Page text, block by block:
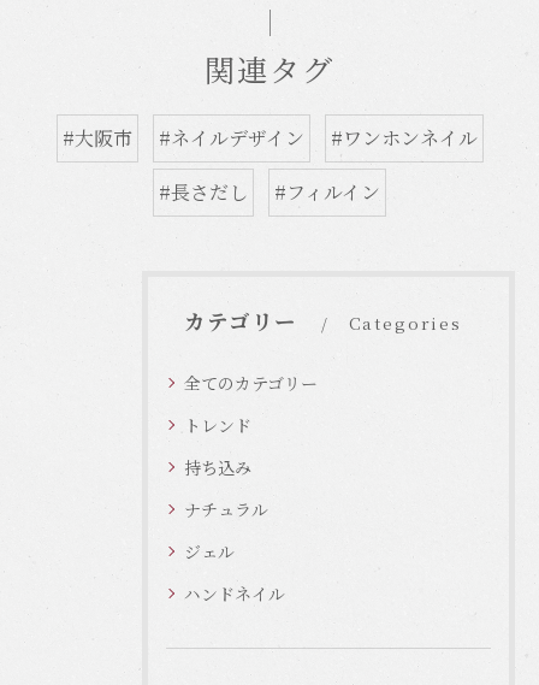
関連タグ
#大阪市 #ネイルデザイン
#ワンホンネイル
#長さだし
#フィルイン
カテゴリー Categories
全てのカテゴリー
トレンド
持ち込み
ナチュラル
ジェル
ハンドネイル